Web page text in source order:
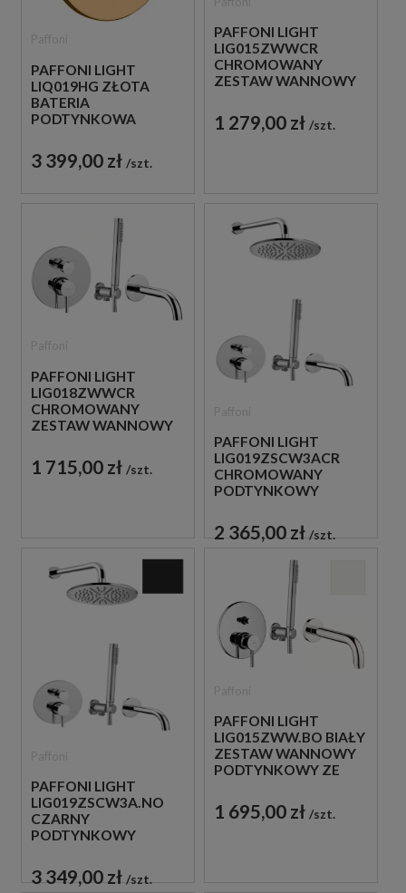
PAFFONI LIGHT
LIQ019HG ZŁOTA
BATERIA
PODTYNKOWA
DROŻNA
3 399,00 zł szt.
PAFFONI LIGHT
LIG015ZWWCR
CHROMOWANY
ZESTAW WANNOWY
SŁUCHAWKĄ
PRYSZNICOWĄ
1 279,00 zł szt.
PAFFONI LIGHT
LIG018ZWWCR
CHROMOWANY
ZESTAW WANNOWY
SŁUCHAWKĄ
PRYSZNICOWĄ
1 715,00 zł szt.
PAFFONI LIGHT
LIG019ZSCW3ACR
CHROMOWANY
PODTYNKOWY
PRYSZNICOWY Z
WYLEWKĄ
2 365,00 zł szt.
PAFFONI LIGHT
LIG019ZSCW3A.NO
CZARNY
PODTYNKOWY
PRYSZNICOWY Z
WYLEWKĄ
3 349,00 zł szt.
PAFFONI LIGHT
LIG015ZWW.BO BIAŁY
ZESTAW WANNOWY
PODTYNKOWY ZE
PRYSZNICOWĄ
1 695,00 zł szt.